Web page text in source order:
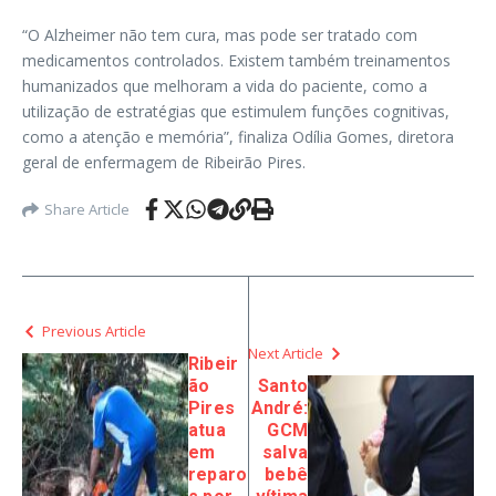
“O Alzheimer não tem cura, mas pode ser tratado com
medicamentos controlados. Existem também treinamentos
humanizados que melhoram a vida do paciente, como a
utilização de estratégias que estimulem funções cognitivas,
como a atenção e memória”, finaliza Odília Gomes, diretora
geral de enfermagem de Ribeirão Pires.
Share Article
Previous Article
Ribeir
ão
Pires
atua
em
reparo
Next Article
Santo
André:
GCM
salva
bebê